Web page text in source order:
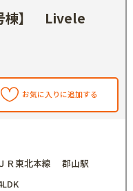
棟】 Livele
お気に入りに追加する
ＪＲ東北本線 郡山駅